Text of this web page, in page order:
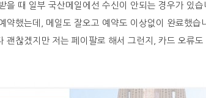
을 때 일부 국산메일에선 수신이 안되는 경우가 있습
약했는데, 메일도 잘오고 예약도 이상없이 완료했습
괜찮겠지만 저는 페이팔로 해서 그런지, 카드 오류도